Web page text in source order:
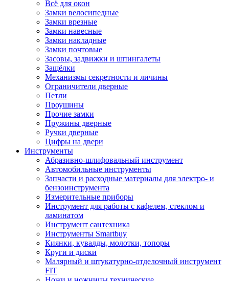
Всё для окон
Замки велосипедные
Замки врезные
Замки навесные
Замки накладные
Замки почтовые
Засовы, задвижки и шпингалеты
Защёлки
Механизмы секретности и личины
Ограничители дверные
Петли
Проушины
Прочие замки
Пружины дверные
Ручки дверные
Цифры на двери
Инструменты
Абразивно-шлифовальный инструмент
Автомобильные инструменты
Запчасти и расходные материалы для электро- и
бензоинструмента
Измерительные приборы
Инструмент для работы с кафелем, стеклом и
ламинатом
Инструмент сантехника
Инструменты Smartbuy
Киянки, кувалды, молотки, топоры
Круги и диски
Малярный и штукатурно-отделочный инструмент
FIT